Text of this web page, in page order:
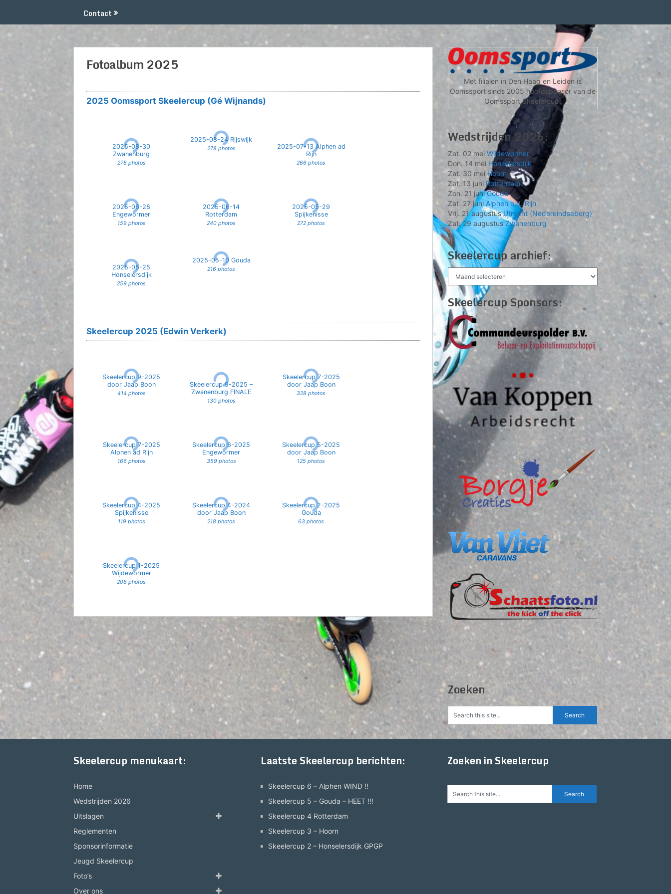
Contact
Fotoalbum 2025
2025 Oomssport Skeelercup (Gé Wijnands)
2025-08-30
Zwanenburg
278 photos
2025-08-24 Rijswijk
278 photos
2025-07-13 Alphen ad
Rijn
266 photos
2025-06-28
Engewormer
159 photos
2025-06-14
Rotterdam
240 photos
2025-05-29
Spijkenisse
272 photos
2025-05-25
Honselersdijk
259 photos
2025-05-10 Gouda
216 photos
Skeelercup 2025 (Edwin Verkerk)
Skeelercup 9-2025
door Jaap Boon
414 photos
Skeelercup 9-2025 –
Zwanenburg FINALE
130 photos
Skeelercup 7-2025
door Jaap Boon
328 photos
Skeelercup 7-2025
Alphen ad Rijn
166 photos
Skeelercup 6-2025
Engewormer
359 photos
Skeelercup 5-2025
door Jaap Boon
125 photos
Skeelercup 4-2025
Spijkenisse
119 photos
Skeelercup 4-2024
door Jaap Boon
218 photos
Skeelercup 2-2025
Gouda
63 photos
Skeelercup 1-2025
Wijdewormer
208 photos
Met filialen in Den Haag en Leiden is
Oomssport sinds 2005 hoofdsponsor van de
Oomssport Skeelercup.
Wedstrijden 2026:
Zat. 02 mei Wijdewormer
Don. 14 mei Honselersdijk
Zat. 30 meiHoorn
Zat. 13 juni Rotterdam
Zon. 21 juniGouda
Zat. 27 juni Alphen a.d. Rijn
Vrij. 21 augustusUtrecht (Nedereindseberg)
Zat. 29 augustusZwanenburg
Skeelercup archief:
archief:
Skeelercup Sponsors:
Zoeken
Skeelercup menukaart:
Home
Wedstrijden 2026
Uitslagen
Reglementen
Sponsorinformatie
Jeugd Skeelercup
Foto’s
Over ons
Laatste Skeelercup berichten:
Skeelercup 6 – Alphen WIND !!
Skeelercup 5 – Gouda – HEET !!!
Skeelercup 4 Rotterdam
Skeelercup 3 – Hoorn
Skeelercup 2 – Honselersdijk GPGP
Zoeken in Skeelercup